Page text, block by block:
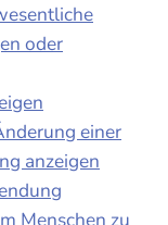
oder
einer
anzeigen